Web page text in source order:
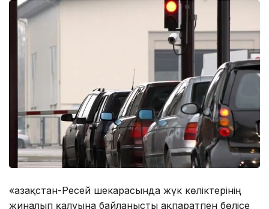
«Қазақстан-Ресей шекарасында жүк көліктерінің
жиналып қалуына байланысты ақпаратпен бөлісе